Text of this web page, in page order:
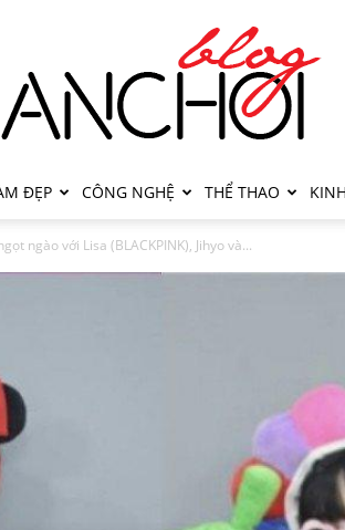
ĐẸP CÔNG NGHỆ THỂ THAO
ngào với Lisa (BLACKPINK), Jihyo và...